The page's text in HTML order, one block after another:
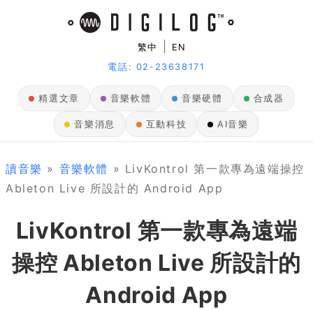
繁中
EN
電話: 02-23638171
精選文章 音樂軟體 音樂硬體 合成器
音樂消息 互動科技 AI音樂
讀音樂 » 音樂軟體 » LivKontrol 第一款專為遠端操控
Ableton Live 所設計的 Android App
LivKontrol 第一款專為遠端
操控 Ableton Live 所設計的
Android App